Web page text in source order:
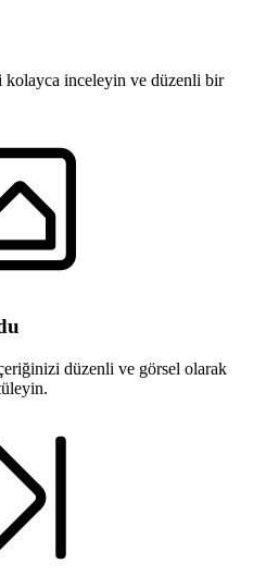
inceleyin ve düzenli bir
düzenli ve görsel olarak